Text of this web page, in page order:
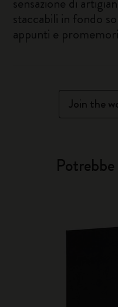
staccabili in fondo
appunti e
Join the